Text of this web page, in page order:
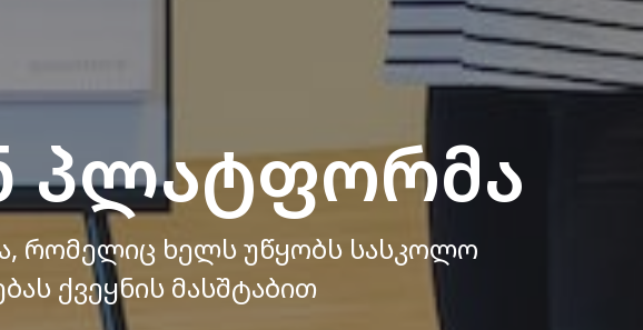
პლატფორმა
რომელიც ხელს უწყობს სასკოლო
ქვეყნის მასშტაბით